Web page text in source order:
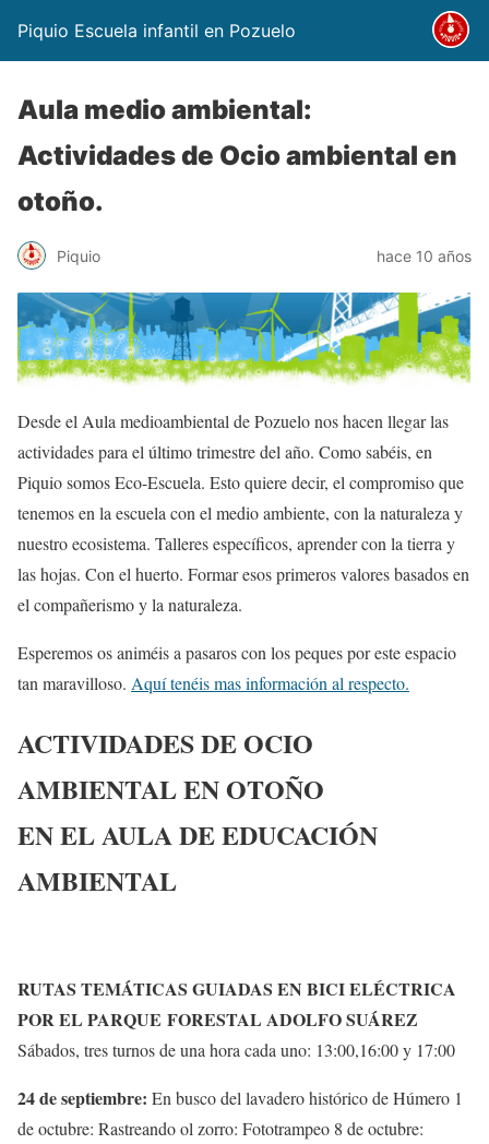
Piquio Escuela infantil en Pozuelo
Aula medio ambiental:
Actividades de Ocio ambiental en
otoño.
Piquio hace 10 años
Desde el Aula medioambiental de Pozuelo nos hacen llegar las
actividades para el último trimestre del año. Como sabéis, en
Piquio somos Eco-Escuela. Esto quiere decir, el compromiso que
tenemos en la escuela con el medio ambiente, con la naturaleza y
nuestro ecosistema. Talleres específicos, aprender con la tierra y
las hojas. Con el huerto. Formar esos primeros valores basados en
el compañerismo y la naturaleza.
Esperemos os animéis a pasaros con los peques por este espacio
tan maravilloso. Aquí tenéis mas información al respecto.
ACTIVIDADES DE OCIO
AMBIENTAL EN OTOÑO
EN EL AULA DE EDUCACIÓN
AMBIENTAL
RUTAS TEMÁTICAS GUIADAS EN BICI ELÉCTRICA
POR EL PARQUE FORESTAL ADOLFO SUÁREZ
Sábados, tres turnos de una hora cada uno: 13:00,16:00 y 17:00
24 de septiembre: En busco del lavadero histórico de Húmero 1
de octubre: Rastreando ol zorro: Fototrampeo 8 de octubre: